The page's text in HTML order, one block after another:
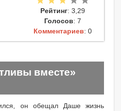
Рейтинг: 3,29
Голосов: 7
Комментариев: 0
вместе»
он обещал Даше жизнь